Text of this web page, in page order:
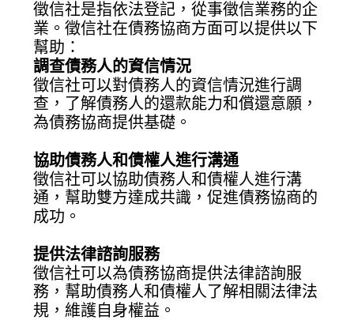
徵信社是指依法登記，從事徵信業務的企
業。徵信社在債務協商方面可以提供以下
幫助：
調查債務人的資信情況
徵信社可以對債務人的資信情況進行調
查，了解債務人的還款能力和償還意願，
為債務協商提供基礎。
協助債務人和債權人進行溝通
徵信社可以協助債務人和債權人進行溝
通，幫助雙方達成共識，促進債務協商的
成功。
提供法律諮詢服務
徵信社可以為債務協商提供法律諮詢服
務，幫助債務人和債權人了解相關法律法
規，維護自身權益。